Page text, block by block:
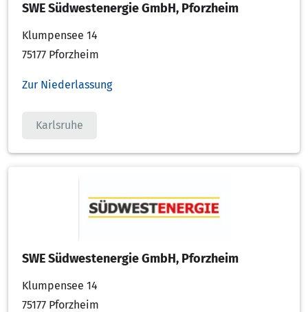
SWE Südwestenergie GmbH, Pforzheim
Klumpensee 14
75177 Pforzheim
Zur Niederlassung
Karlsruhe
SWE Südwestenergie GmbH, Pforzheim
Klumpensee 14
75177 Pforzheim